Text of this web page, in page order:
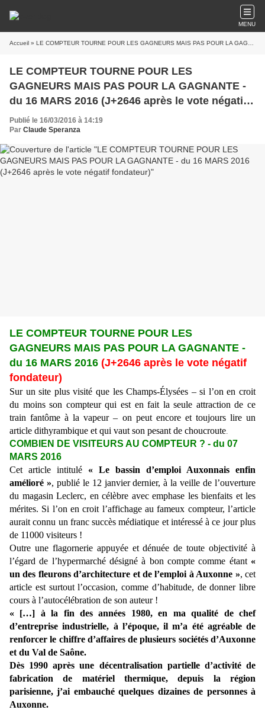
MENU
Accueil » LE COMPTEUR TOURNE POUR LES GAGNEURS MAIS PAS POUR LA GAGNANTE - du 16 MARS 2016 (J+2646 après le vote négatif fondateur)
LE COMPTEUR TOURNE POUR LES
GAGNEURS MAIS PAS POUR LA GAGNANTE -
du 16 MARS 2016 (J+2646 après le vote négatif
fondateur)
Publié le 16/03/2016 à 14:19
Par Claude Speranza
LE COMPTEUR TOURNE POUR LES
GAGNEURS MAIS PAS POUR LA GAGNANTE -
du 16 MARS 2016 (J+2646 après le vote négatif
fondateur)
Sur un site plus visité que les Champs-Élysées – si l’on en croit
du moins son compteur qui est en fait la seule attraction de ce
train fantôme à la vapeur – on peut encore et toujours lire un
article dithyrambique et qui vaut son pesant de choucroute.
COMBIEN DE VISITEURS AU COMPTEUR ? - du 07
MARS 2016
Cet article intitulé « Le bassin d’emploi Auxonnais enfin
amélioré », publié le 12 janvier dernier, à la veille de l’ouverture
du magasin Leclerc, en célèbre avec emphase les bienfaits et les
mérites. Si l’on en croit l’affichage au fameux compteur, l’article
aurait connu un franc succès médiatique et intéressé à ce jour plus
de 11000 visiteurs !
Outre une flagornerie appuyée et dénuée de toute objectivité à
l’égard de l’hypermarché désigné à bon compte comme étant «
un des fleurons d’architecture et de l’emploi à Auxonne », cet
article est surtout l’occasion, comme d’habitude, de donner libre
cours à l’autocélébration de son auteur !
« […] à la fin des années 1980, en ma qualité de chef
d’entreprise industrielle, à l’époque, il m’a été agréable de
renforcer le chiffre d’affaires de plusieurs sociétés d’Auxonne
et du Val de Saône.
Dès 1990 après une décentralisation partielle d’activité de
fabrication de matériel thermique, depuis la région
parisienne, j’ai embauché quelques dizaines de personnes à
Auxonne.